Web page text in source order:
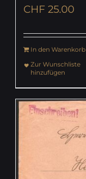
CHF 25.00
In den Warenkorb
Zur Wunschliste
hinzufügen